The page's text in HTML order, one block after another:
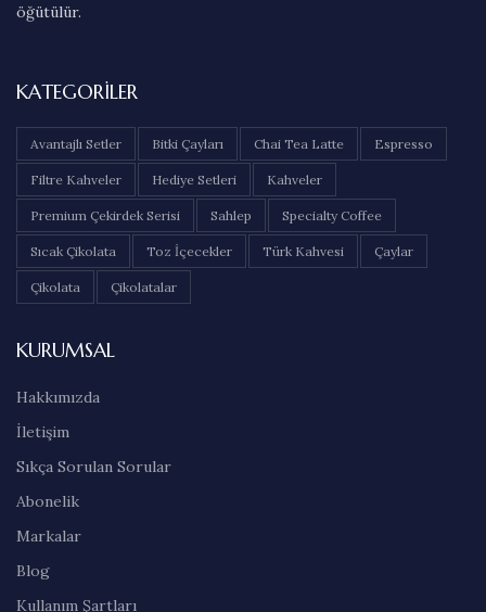
öğütülür.
KATEGORILER
Avantajlı Setler Bitki Çayları Chai Tea Latte Espresso
Filtre Kahveler Hediye Setleri Kahveler
Premium Çekirdek Serisi Sahlep Specialty Coffee
Sıcak Çikolata Toz İçecekler Türk Kahvesi Çaylar
Çikolata Çikolatalar
KURUMSAL
Hakkımızda
İletişim
Sıkça Sorulan Sorular
Abonelik
Markalar
Blog
Kullanım Şartları